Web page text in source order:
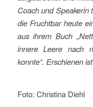
Coach und Speakerin
die Fruchtbar heute
aus ihrem Buch
innere Leere nach
konnte“. Erschienen
Foto: Christina Diehl